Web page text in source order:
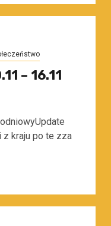
– 16.11
kraju po te zza